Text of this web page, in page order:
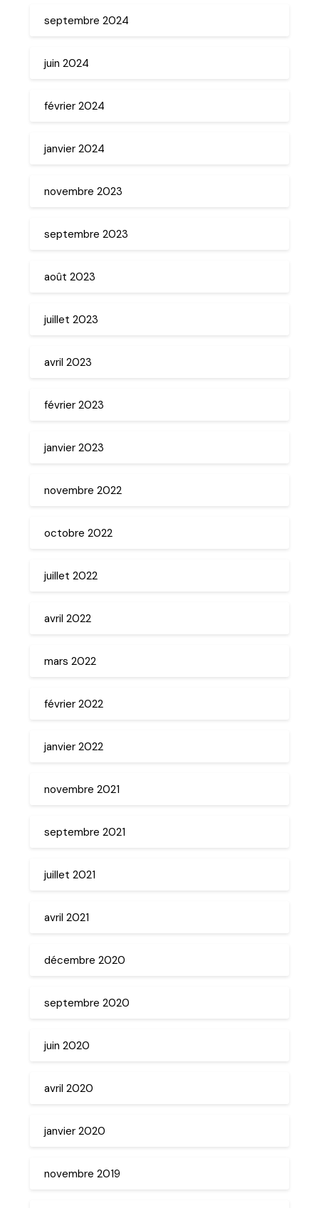
septembre 2024
juin 2024
février 2024
janvier 2024
novembre 2023
septembre 2023
août 2023
juillet 2023
avril 2023
février 2023
janvier 2023
novembre 2022
octobre 2022
juillet 2022
avril 2022
mars 2022
février 2022
janvier 2022
novembre 2021
septembre 2021
juillet 2021
avril 2021
décembre 2020
septembre 2020
juin 2020
avril 2020
janvier 2020
novembre 2019